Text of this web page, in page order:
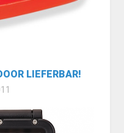
LIEFERBAR!